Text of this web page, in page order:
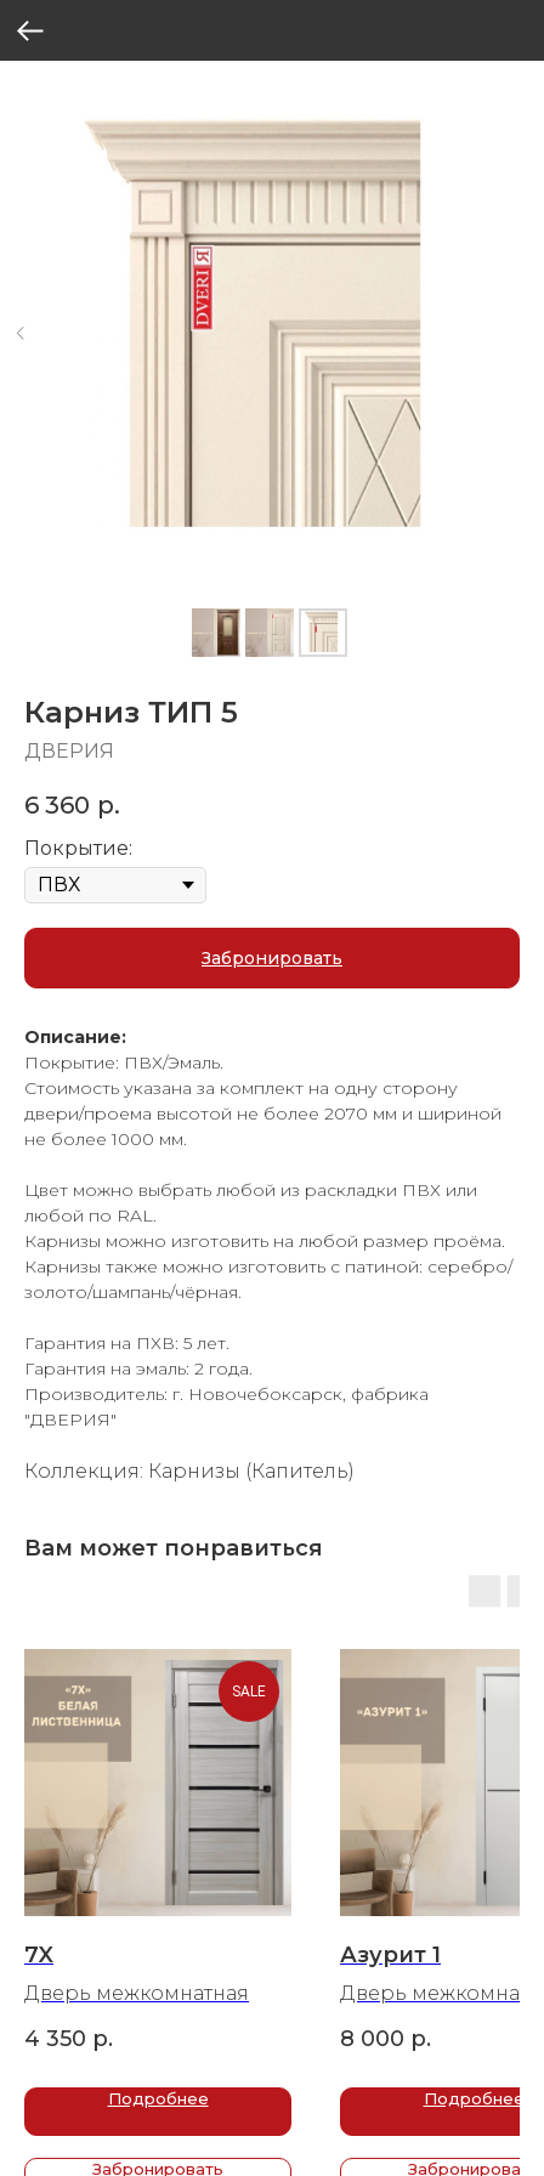
Карниз ТИП 5
ДВЕРИЯ
6 360 р.
Покрытие:
Забронировать
Описание:
Покрытие: ПВХ/Эмаль.
Стоимость указана за комплект на одну сторону
двери/проема высотой не более 2070 мм и шириной
не более 1000 мм.
Цвет можно выбрать любой из раскладки ПВХ или
любой по RAL.
Карнизы можно изготовить на любой размер проёма.
Карнизы также можно изготовить с патиной: серебро/
золото/шампань/чёрная.
Гарантия на ПХВ: 5 лет.
Гарантия на эмаль: 2 года.
Производитель: г. Новочебоксарск, фабрика
"ДВЕРИЯ"
Коллекция: Карнизы (Капитель)
Вам может понравиться
SALE
7X
Дверь межкомнатная
4 350 р.
Подробнее
Забронировать
Азурит 1
Дверь
8 000 р.
Подробнее
Забронировать